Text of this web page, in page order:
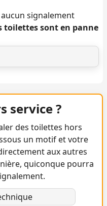
signalement
toilettes sont en panne
service ?
des toilettes hors
un motif et votre
aux autres
quiconque pourra